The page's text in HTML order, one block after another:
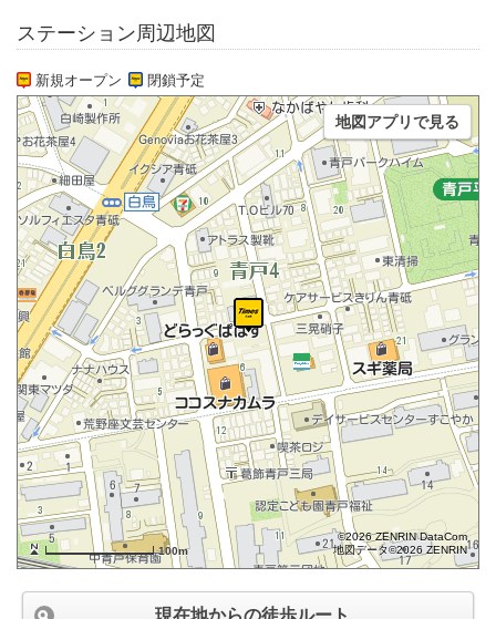
ステーション周辺地図
新規オープン 閉鎖予定
100m
©2026 ZENRIN DataCom
地図データ©2026 ZENRIN
地図アプリで見る
現在地からの徒歩ルート